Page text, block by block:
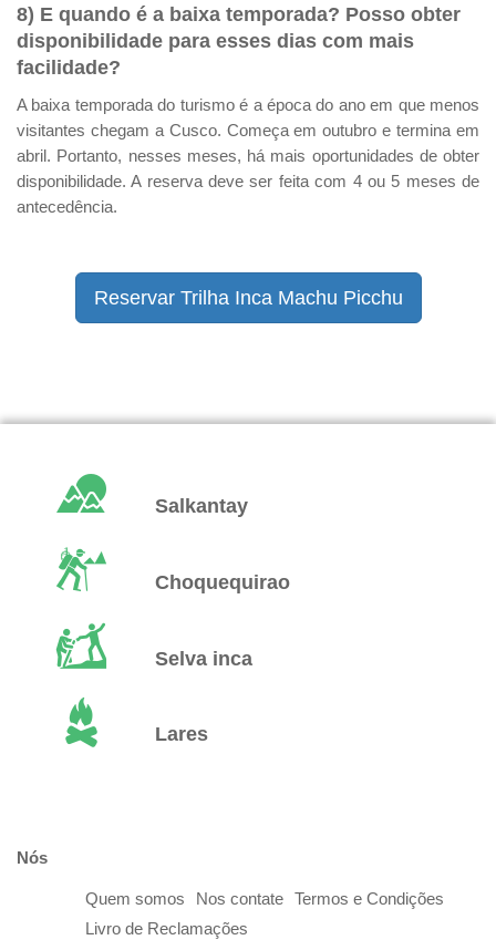
8) E quando é a baixa temporada? Posso obter
disponibilidade para esses dias com mais
facilidade?
A baixa temporada do turismo é a época do ano em que menos
visitantes chegam a Cusco. Começa em outubro e termina em
abril. Portanto, nesses meses, há mais oportunidades de obter
disponibilidade. A reserva deve ser feita com 4 ou 5 meses de
antecedência.
Reservar Trilha Inca Machu Picchu
Salkantay
Choquequirao
Selva inca
Lares
Nós
Quem somos Nos contate
Termos e Condições
Livro de Reclamações